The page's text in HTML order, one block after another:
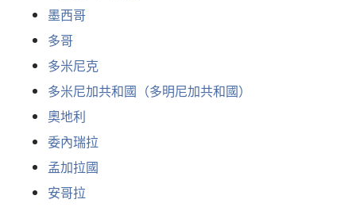
墨西哥
多哥
多米尼克
多米尼加共和國（多明尼加共和國）
奧地利
委內瑞拉
孟加拉國
安哥拉